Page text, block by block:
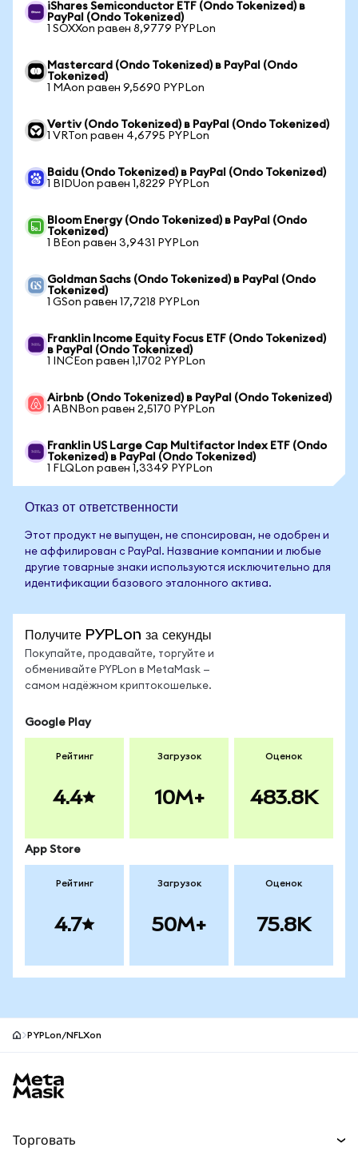
iShares Semiconductor ETF (Ondo Tokenized) в
PayPal (Ondo Tokenized)
1 SOXXon равен 8,9779 PYPLon
Mastercard (Ondo Tokenized) в PayPal (Ondo
Tokenized)
1 MAon равен 9,5690 PYPLon
Vertiv (Ondo Tokenized) в PayPal (Ondo Tokenized)
1 VRTon равен 4,6795 PYPLon
Baidu (Ondo Tokenized) в PayPal (Ondo Tokenized)
1 BIDUon равен 1,8229 PYPLon
Bloom Energy (Ondo Tokenized) в PayPal (Ondo
Tokenized)
1 BEon равен 3,9431 PYPLon
Goldman Sachs (Ondo Tokenized) в PayPal (Ondo
Tokenized)
1 GSon равен 17,7218 PYPLon
Franklin Income Equity Focus ETF (Ondo Tokenized)
в PayPal (Ondo Tokenized)
1 INCEon равен 1,1702 PYPLon
Airbnb (Ondo Tokenized) в PayPal (Ondo Tokenized)
1 ABNBon равен 2,5170 PYPLon
Franklin US Large Cap Multifactor Index ETF (Ondo
Tokenized) в PayPal (Ondo Tokenized)
1 FLQLon равен 1,3349 PYPLon
Отказ от ответственности
Этот продукт не выпущен, не спонсирован, не одобрен и
не аффилирован с PayPal. Название компании и любые
другие товарные знаки используются исключительно для
идентификации базового эталонного актива.
Получите PYPLon за секунды
Покупайте, продавайте, торгуйте и
обменивайте PYPLon в MetaMask —
самом надёжном криптокошельке.
Google Play
Рейтинг
4.4
Загрузок
10M+
Оценок
483.8K
App Store
Рейтинг
4.7
Загрузок
50M+
Оценок
75.8K
PYPLon/NFLXon
Торговать